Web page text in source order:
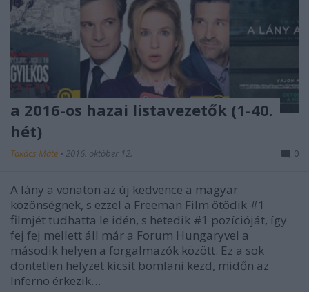
a 2016-os hazai listavezetők (1-40.
hét)
Takács Máté • 2016. október 12. 0
A lány a vonaton az új kedvence a magyar
közönségnek, s ezzel a Freeman Film ötödik #1
filmjét tudhatta le idén, s hetedik #1 pozícióját, így
fej fej mellett áll már a Forum Hungaryvel a
második helyen a forgalmazók között. Ez a sok
döntetlen helyzet kicsit bomlani kezd, midőn az
Inferno érkezik…